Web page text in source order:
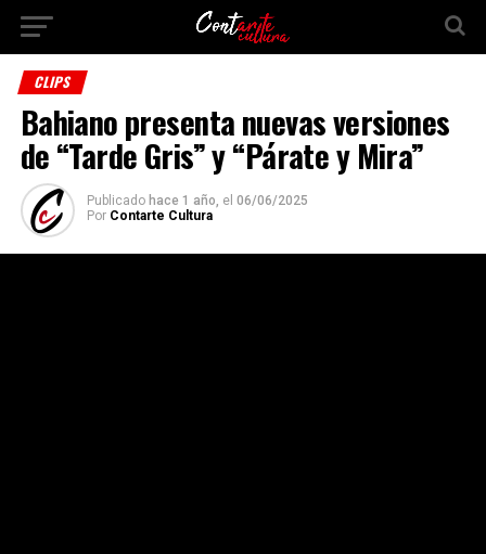
CLIPS
Bahiano presenta nuevas versiones
de “Tarde Gris” y “Párate y Mira”
Publicado hace 1 año, el 06/06/2025
Por Contarte Cultura